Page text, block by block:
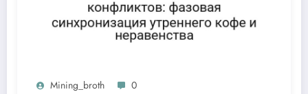
Mining_broth 0